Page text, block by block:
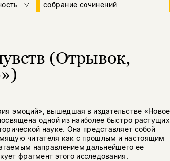
собрание сочинений
(Отрывок,
эмоций», вышедшая в издательстве «Новое
одной из наиболее быстро растущих
науке. Она представляет собой
читателя как с прошлым и настоящим
направлением дальнейшего ее
фрагмент этого исследования.